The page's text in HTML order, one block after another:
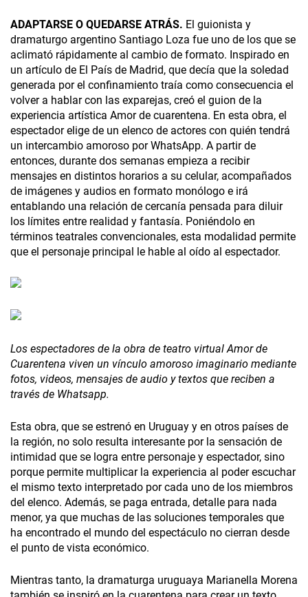
ADAPTARSE O QUEDARSE ATRÁS. El guionista y
dramaturgo argentino Santiago Loza fue uno de los que se
aclimató rápidamente al cambio de formato. Inspirado en
un artículo de El País de Madrid, que decía que la soledad
generada por el confinamiento traía como consecuencia el
volver a hablar con las exparejas, creó el guion de la
experiencia artística Amor de cuarentena. En esta obra, el
espectador elige de un elenco de actores con quién tendrá
un intercambio amoroso por WhatsApp. A partir de
entonces, durante dos semanas empieza a recibir
mensajes en distintos horarios a su celular, acompañados
de imágenes y audios en formato monólogo e irá
entablando una relación de cercanía pensada para diluir
los límites entre realidad y fantasía. Poniéndolo en
términos teatrales convencionales, esta modalidad permite
que el personaje principal le hable al oído al espectador.
Los espectadores de la obra de teatro virtual Amor de
Cuarentena viven un vínculo amoroso imaginario mediante
fotos, videos, mensajes de audio y textos que reciben a
través de Whatsapp.
Esta obra, que se estrenó en Uruguay y en otros países de
la región, no solo resulta interesante por la sensación de
intimidad que se logra entre personaje y espectador, sino
porque permite multiplicar la experiencia al poder escuchar
el mismo texto interpretado por cada uno de los miembros
del elenco. Además, se paga entrada, detalle para nada
menor, ya que muchas de las soluciones temporales que
ha encontrado el mundo del espectáculo no cierran desde
el punto de vista económico.
Mientras tanto, la dramaturga uruguaya Marianella Morena